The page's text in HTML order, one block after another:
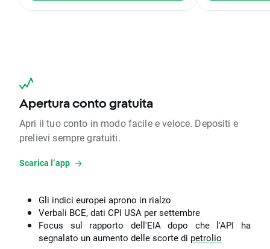
Apertura conto gratuita
Apri il tuo conto in modo facile e veloce. Depositi e
prelievi sempre gratuiti.
Scarica l’app
Gli indici europei aprono in rialzo
Verbali BCE, dati CPI USA per settembre
Focus sul rapporto dell'EIA dopo che l'API ha
segnalato un aumento delle scorte di petrolio